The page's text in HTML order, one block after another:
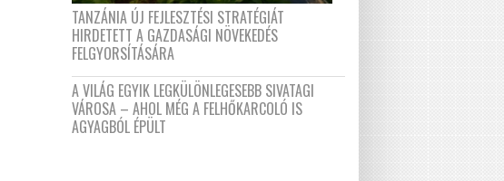
TANZÁNIA ÚJ FEJLESZTÉSI STRATÉGIÁT
HIRDETETT A GAZDASÁGI NÖVEKEDÉS
FELGYORSÍTÁSÁRA
A VILÁG EGYIK LEGKÜLÖNLEGESEBB SIVATAGI
VÁROSA – AHOL MÉG A FELHŐKARCOLÓ IS
AGYAGBÓL ÉPÜLT